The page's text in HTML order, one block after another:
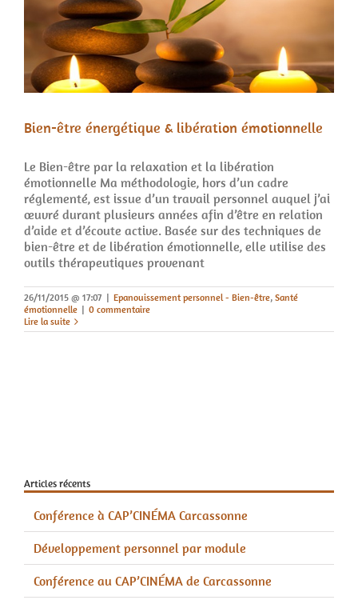
Bien-être énergétique & libération émotionnelle
Le Bien-être par la relaxation et la libération
émotionnelle Ma méthodologie, hors d’un cadre
réglementé, est issue d’un travail personnel auquel j’ai
œuvré durant plusieurs années afin d’être en relation
d’aide et d’écoute active. Basée sur des techniques de
bien-être et de libération émotionnelle, elle utilise des
outils thérapeutiques provenant
26/11/2015 @ 17:07 | Epanouissement personnel - Bien-être, Santé
émotionnelle | 0 commentaire
Lire la suite
Articles récents
Conférence à CAP’CINÉMA Carcassonne
Développement personnel par module
Conférence au CAP’CINÉMA de Carcassonne